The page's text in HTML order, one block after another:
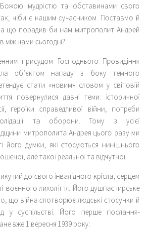
мудрістю та обставинами свого
ніби є нашим сучасником. Поставмо й
а що порадив би нам митрополит Андрей
нами сьогодні?
присудом Господнього Провидіння
об’єктом нападу з боку темного
стати «новим» словом у світовій
повернулися давні теми: історичної
героїки справедливої війни, потреби
та оборони. Тому з усієї
митрополита Андрея цього разу ми
його думки, які стосуються нинішнього
але такої реальної та відчутної.
до свого інвалідного крісла, серцем
воєнного лихоліття. Його душпастирське
що війна спотворює людські стосунки й
у суспільстві. Його перше послання-
вже 1 вересня 1939 року: